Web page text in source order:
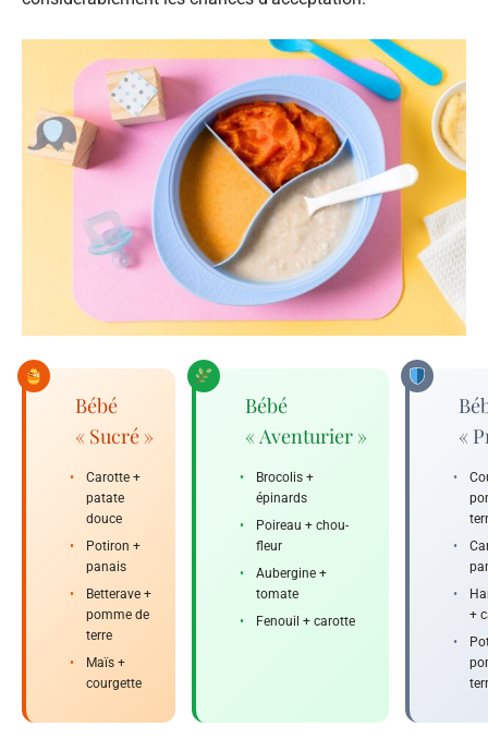
Bébé
« Sucré »
•
Carotte +
patate
douce
•
Potiron +
panais
•
Betterave +
pomme de
terre
•
Maïs +
courgette
Bébé
« Aventurier »
•
Brocolis +
épinards
•
Poireau + chou-
fleur
•
Aubergine +
tomate
•
Fenouil + carotte
«
•
•
•
+
•